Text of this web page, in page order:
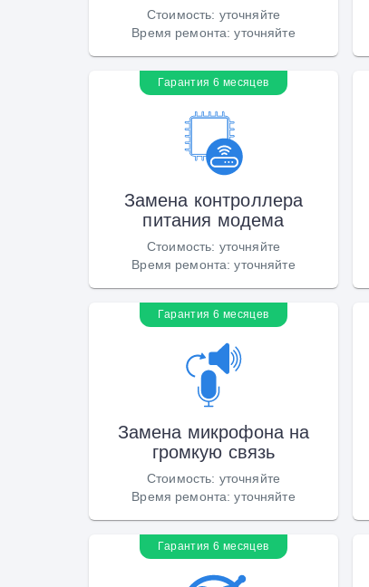
Стоимость: уточняйте
Время ремонта:уточняйте
Гарантия 6 месяцев
Замена контроллера
питания модема
Стоимость: уточняйте
Время ремонта:уточняйте
Гарантия 6 месяцев
Замена микрофона на
громкую связь
Стоимость: уточняйте
Время ремонта:уточняйте
Гарантия 6 месяцев